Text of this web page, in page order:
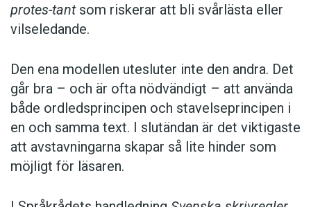
protes-tantsom riskerar att bli svårlästa eller
vilseledande.
Den ena modellen utesluter inte den andra. Det
går bra – och är ofta nödvändigt – att använda
både ordledsprincipen och stavelseprincipen i
en och samma text. I slutändan är det viktigaste
att avstavningarna skapar så lite hinder som
möjligt för läsaren.